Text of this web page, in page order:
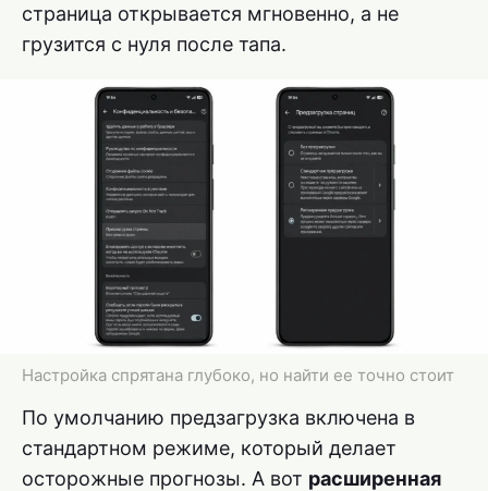
страница открывается мгновенно, а не
грузится с нуля после тапа.
Настройка спрятана глубоко, но найти ее точно стоит
По умолчанию предзагрузка включена в
стандартном режиме, который делает
осторожные прогнозы. А вот расширенная